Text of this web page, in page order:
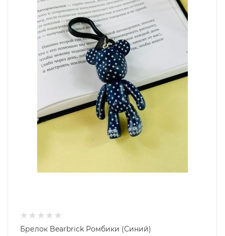
Брелок Bearbrick Ромбики (Синий)